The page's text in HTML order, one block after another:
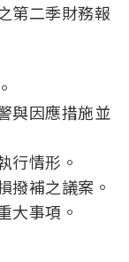
第二季財務報
與因應措施並
行情形。
撥補之議案。
大事項。